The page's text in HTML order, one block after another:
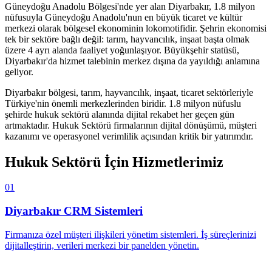
Güneydoğu Anadolu Bölgesi'nde yer alan Diyarbakır, 1.8 milyon
nüfusuyla Güneydoğu Anadolu'nun en büyük ticaret ve kültür
merkezi olarak bölgesel ekonominin lokomotifidir. Şehrin ekonomisi
tek bir sektöre bağlı değil: tarım, hayvancılık, inşaat başta olmak
üzere 4 ayrı alanda faaliyet yoğunlaşıyor. Büyükşehir statüsü,
Diyarbakır'da hizmet talebinin merkez dışına da yayıldığı anlamına
geliyor.
Diyarbakırbölgesi, tarım, hayvancılık, inşaat, ticaret sektörleriyle
Türkiye'nin önemli merkezlerinden biridir. 1.8 milyon nüfuslu
şehirde hukuk sektörü alanında dijital rekabet her geçen gün
artmaktadır. Hukuk Sektörü firmalarının dijital dönüşümü, müşteri
kazanımı ve operasyonel verimlilik açısından kritik bir yatırımdır.
Hukuk Sektörü İçin Hizmetlerimiz
01
Diyarbakır CRM Sistemleri
Firmanıza özel müşteri ilişkileri yönetim sistemleri. İş süreçlerinizi
dijitalleştirin, verileri merkezi bir panelden yönetin.